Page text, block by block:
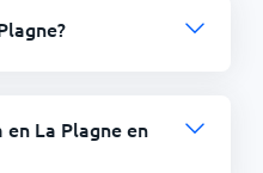
en La Plagne en